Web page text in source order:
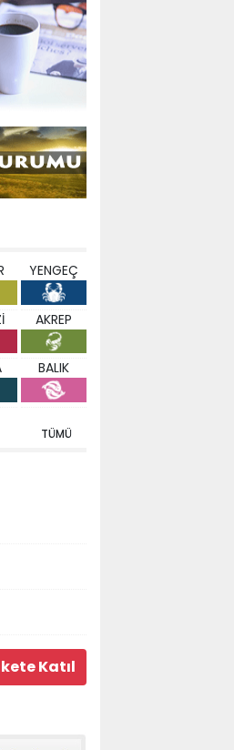
YENGEÇ
AKREP
BALIK
TÜMÜ